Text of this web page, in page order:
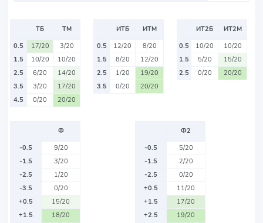
ТБ
ТМ
0.5
17/20
3/20
1.5
10/20
10/20
2.5
6/20
14/20
3.5
3/20
17/20
4.5
0/20 20/20
ИТБ
ИТМ
0.5
12/20
8/20
1.5
8/20
12/20
2.5
1/20
19/20
3.5
0/20 20/20
ИТ2Б
ИТ2М
0.5
10/20
10/20
1.5
5/20
15/20
2.5
0/20 20/20
Ф
-0.5
9/20
-1.5
3/20
-2.5
1/20
-3.5
0/20
+0.5
15/20
+1.5
18/20
Ф2
-0.5
5/20
-1.5
2/20
-2.5
0/20
+0.5
11/20
+1.5
17/20
+2.5
19/20